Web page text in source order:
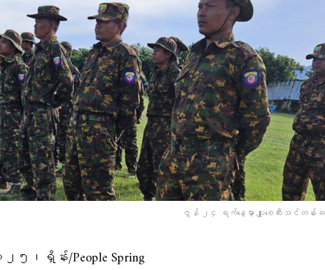
ဇွန် ၂၄ ရက်​နေ့မှာ ပျူ​စေထီးသင်တန်
ရှိန်း/People Spring